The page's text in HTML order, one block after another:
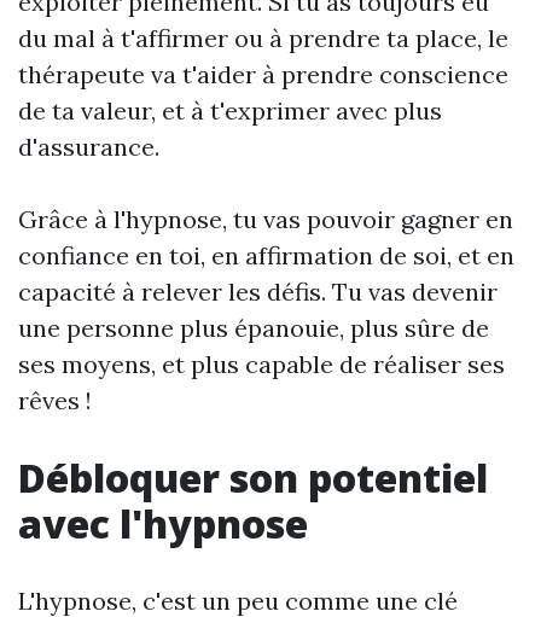
du mal à t'affirmer ou à prendre ta place, le
thérapeute va t'aider à prendre conscience
de ta valeur, et à t'exprimer avec plus
d'assurance.
Grâce à l'hypnose, tu vas pouvoir gagner en
confiance en toi, en affirmation de soi, et en
capacité à relever les défis. Tu vas devenir
une personne plus épanouie, plus sûre de
ses moyens, et plus capable de réaliser ses
rêves !
Débloquer son potentiel
avec l'hypnose
L'hypnose, c'est un peu comme une clé